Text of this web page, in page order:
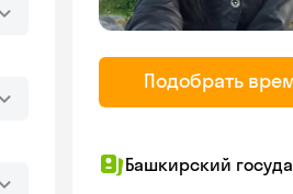
Подобрать
Башкирский